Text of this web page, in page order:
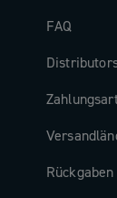
FAQ